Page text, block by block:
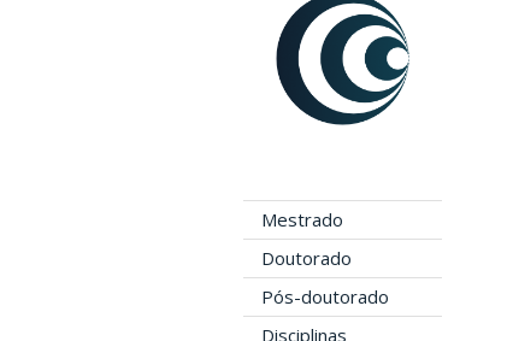
Mestrado
Doutorado
Pós-doutorado
Disciplinas